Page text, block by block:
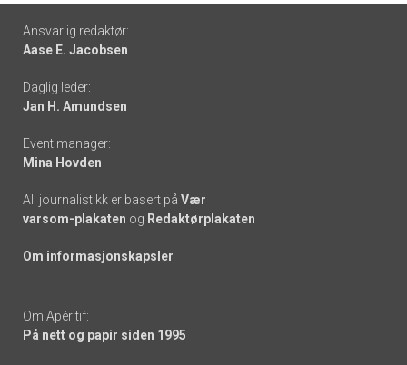
Footer
-
links
Ansvarlig redaktør:
Aase E. Jacobsen
Daglig leder:
Jan H. Amundsen
Event manager:
Mina Hovden
All journalistikk er basert på Vær
varsom-plakaten og Redaktørplakaten
Om informasjonskapsler
Om Apéritif:
På nett og papir siden 1995